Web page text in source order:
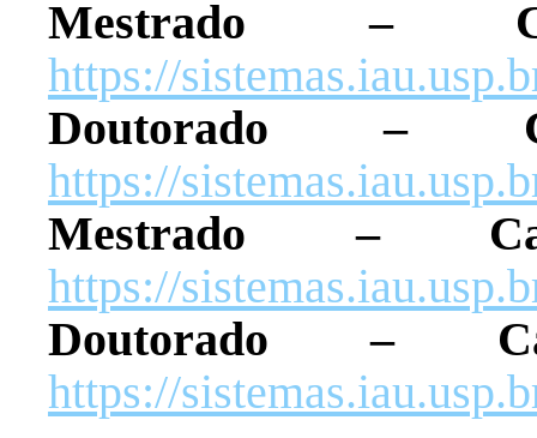
Mestrado –
https://
Doutorado –
https://
Mestrado –
https://
Doutorado –
https://